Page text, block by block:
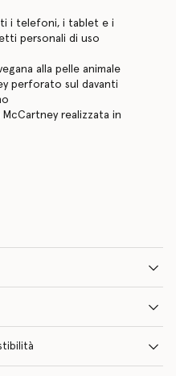
i telefoni, i tablet e i
personali di uso
alla pelle animale
perforato sul davanti
realizzata in